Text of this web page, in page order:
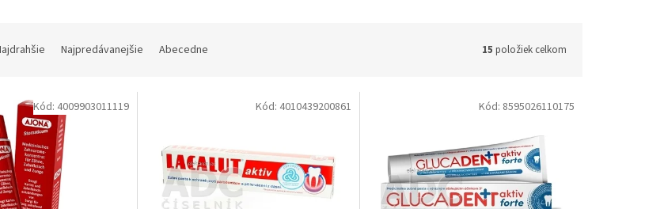
Najpredávanejšie Abecedne 15 položiek celkom
Kód: 4009903011119 Kód: 4010439200861 Kód: 8595026110175